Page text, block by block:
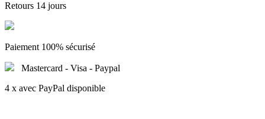
Retours 14 jours
Paiement 100% sécurisé
Mastercard - Visa - Paypal
4 x avec PayPal disponible